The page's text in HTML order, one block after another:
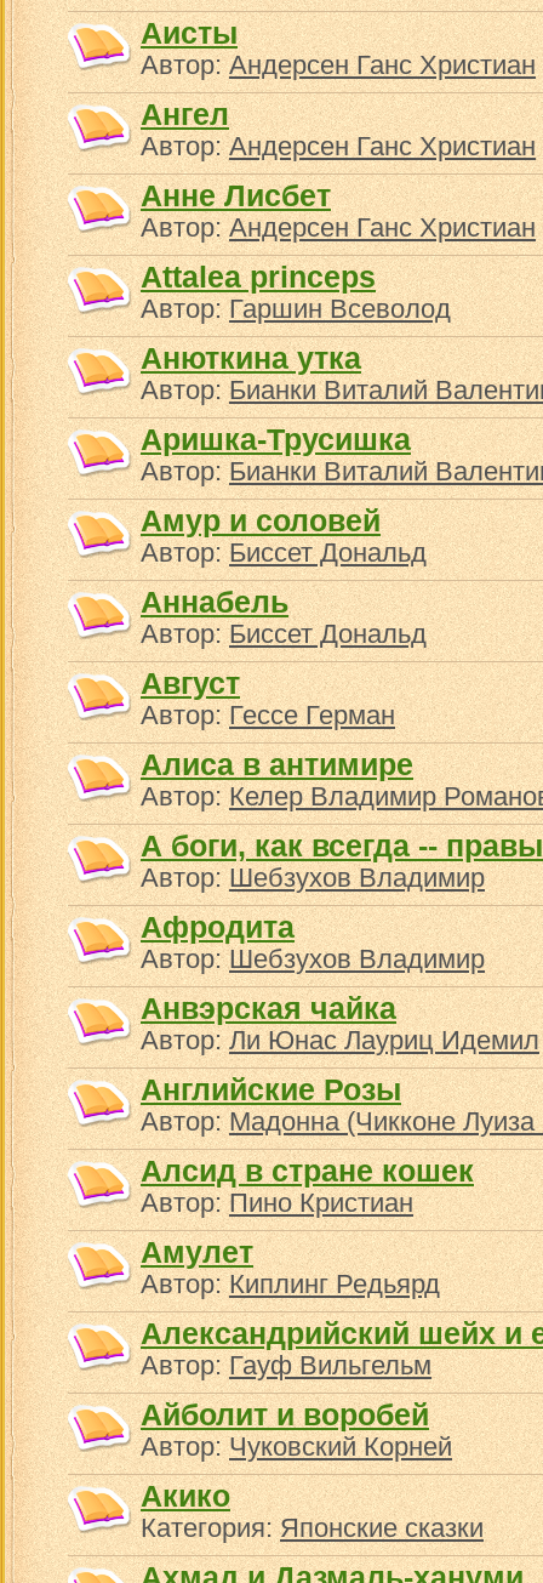
Аисты
Автор:Андерсен Ганс Христиан
Ангел
Автор:Андерсен Ганс Христиан
Анне Лисбет
Автор:Андерсен Ганс Христиан
Аttalea princeps
Автор:Гаршин Всеволод
Анюткина утка
Автор:Бианки Виталий
Аришка-Трусишка
Автор:Бианки Виталий
Амур и соловей
Автор:Биссет Дональд
Аннабель
Автор:Биссет Дональд
Август
Автор:Гессе Герман
Алиса в антимире
Автор:Келер Владимир
А боги, как всегда -- правы
Автор:Шебзухов Владимир
Афродита
Автор:Шебзухов Владимир
Анвэрская чайка
Автор:Ли Юнас Лауриц Идемил
Английские Розы
Автор:Мадонна (Чикконе Луиза
Алсид в стране кошек
Автор:Пино Кристиан
Амулет
Автор:Киплинг Редьярд
Александрийский шейх и
Автор:Гауф Вильгельм
Айболит и воробей
Автор:Чуковский Корней
Акико
Категория:Японские сказки